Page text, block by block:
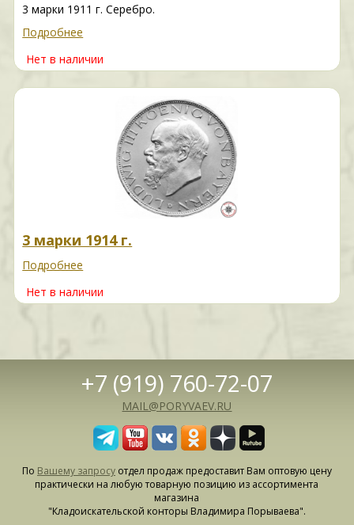
3 марки 1911 г. Серебро.
Подробнее
Нет в наличии
3 марки 1914 г.
Подробнее
Нет в наличии
+7 (919) 760-72-07
MAIL@PORYVAEV.RU
По Вашему запросуотдел продаж предоставит Вам оптовую цену
практически на любую товарную позицию из ассортимента
магазина
"Кладоискательской конторы Владимира Порываева".